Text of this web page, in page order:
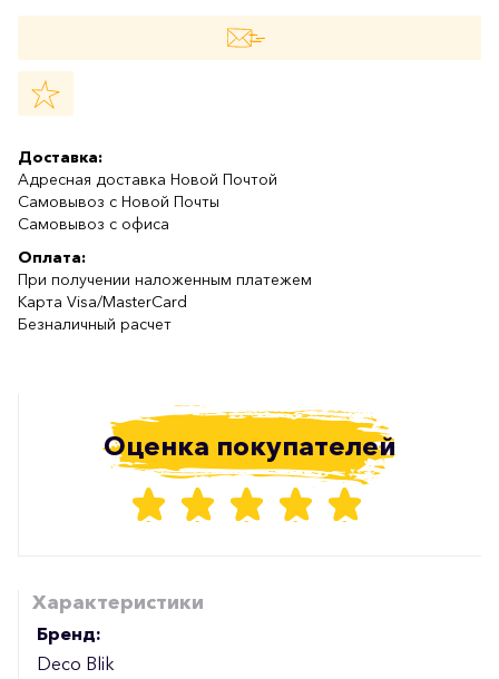
Доставка:
Адресная доставка Новой Почтой
Самовывоз с Новой Почты
Самовывоз с офиса
Оплата:
При получении наложенным платежем
Карта Visa/MasterCard
Безналичный расчет
Оценка покупателей
Характеристики
Бренд:
Deco Blik